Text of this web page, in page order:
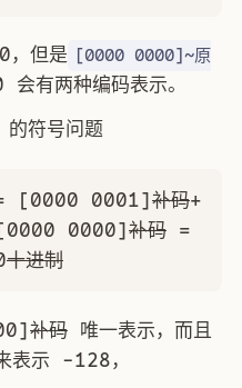
，但是 [0000 0000]~原
有两种编码表示。
符号问题
0001]补码+
0000]补码 =
十进制
补码 唯一表示，而且
表示 -128，